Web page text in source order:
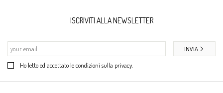
ISCRIVITI ALLA NEWSLETTER
Ho letto ed accettato le condizioni sulla privacy.
INVIA